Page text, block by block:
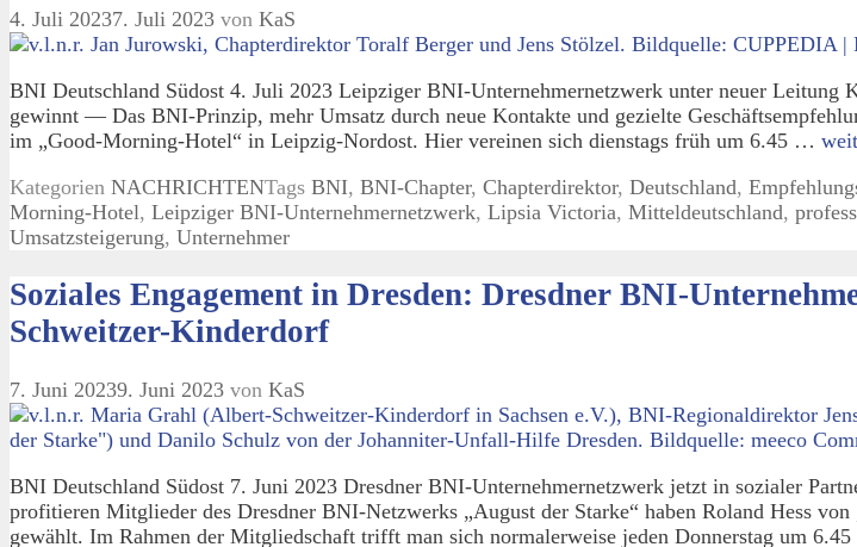
4. Juli 20237. Juli 2023 von KaS
BNI Deutschland Südost 4. Juli 2023 Leipziger BNI-Unternehmernetzwerk unter neuer
gewinnt — Das BNI-Prinzip, mehr Umsatz durch neue Kontakte und gezielte
im „Good-Morning-Hotel“ in Leipzig-Nordost. Hier vereinen sich dienstags früh um 6.45 …
Kategorien NACHRICHTENTags BNI, BNI-Chapter, Chapterdirektor, Deutschland,
Morning-Hotel, Leipziger BNI-Unternehmernetzwerk, Lipsia Victoria, Mitteldeutschland,
Umsatzsteigerung, Unternehmer
Soziales Engagement in Dresden: Dresdner BNI-
Schweitzer-Kinderdorf
7. Juni 20239. Juni 2023 von KaS
BNI Deutschland Südost 7. Juni 2023 Dresdner BNI-Unternehmernetzwerk jetzt in sozialer
profitieren Mitglieder des Dresdner BNI-Netzwerks „August der Starke“ haben Roland Hess
gewählt. Im Rahmen der Mitgliedschaft trifft man sich normalerweise jeden Donnerstag um